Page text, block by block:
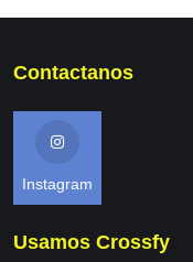
Contactanos
Instagram
Usamos Crossfy